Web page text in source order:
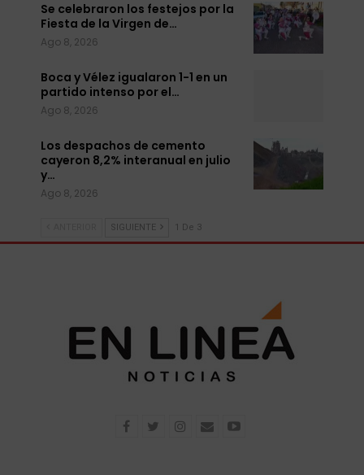
Se celebraron los festejos por la
Fiesta de la Virgen de…
Ago 8, 2026
Boca y Vélez igualaron 1-1 en un
partido intenso por el…
Ago 8, 2026
Los despachos de cemento
cayeron 8,2% interanual en julio
y…
Ago 8, 2026
SIGUIENTE 1 De 3